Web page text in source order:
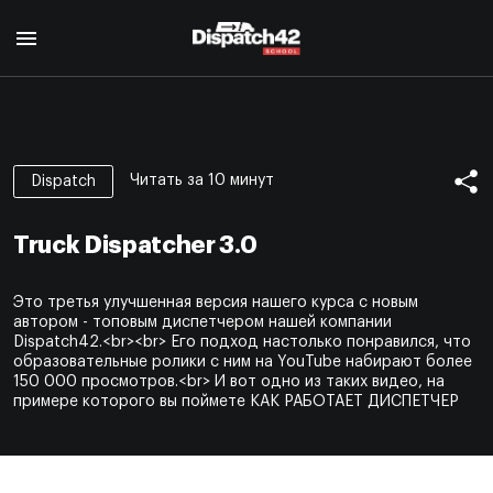
Курс диспетчера
Для кого
Программа курса
Сертификат
О профессии
Программа курса
Авторы
Сертификат
Отзывы
Блог
Контакты
Dispatch Читать за 10 минут
Truck Dispatcher 3.0
Это третья улучшенная версия нашего курса с новым
автором - топовым диспетчером нашей компании
Dispatch42.<br><br> Его подход настолько понравился, что
образовательные ролики с ним на YouTube набирают более
150 000 просмотров.<br> И вот одно из таких видео, на
примере которого вы поймете КАК РАБОТАЕТ ДИСПЕТЧЕР